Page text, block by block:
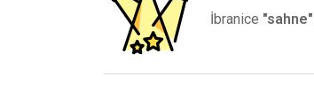
İbranice "sahne"